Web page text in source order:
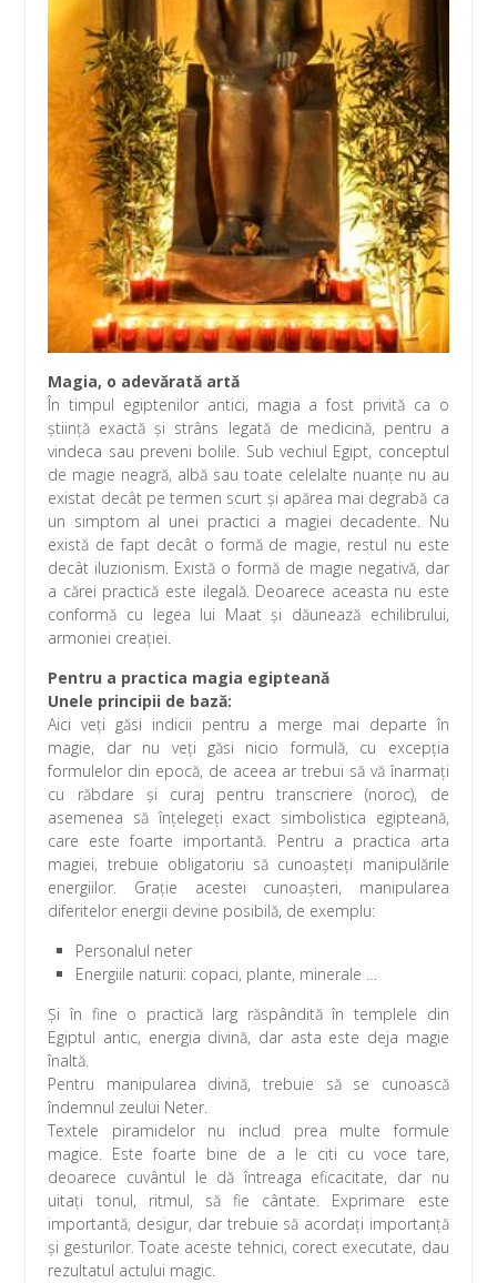
Magia, o adevărată artă
În timpul egiptenilor antici, magia a fost privită ca o
ştiinţă exactă şi strâns legată de medicină, pentru a
vindeca sau preveni bolile. Sub vechiul Egipt, conceptul
de magie neagră, albă sau toate celelalte nuanţe nu au
existat decât pe termen scurt şi apărea mai degrabă ca
un simptom al unei practici a magiei decadente. Nu
există de fapt decât o formă de magie, restul nu este
decât iluzionism. Există o formă de magie negativă, dar
a cărei practică este ilegală. Deoarece aceasta nu este
conformă cu legea lui Maat şi dăunează echilibrului,
armoniei creaţiei.
Pentru a practica magia egipteană
Unele principii de bază:
Aici veţi găsi indicii pentru a merge mai departe în
magie, dar nu veţi găsi nicio formulă, cu excepţia
formulelor din epocă, de aceea ar trebui să vă înarmaţi
cu răbdare şi curaj pentru transcriere (noroc), de
asemenea să înţelegeţi exact simbolistica egipteană,
care este foarte importantă. Pentru a practica arta
magiei, trebuie obligatoriu să cunoaşteţi manipulările
energiilor. Graţie acestei cunoaşteri, manipularea
diferitelor energii devine posibilă, de exemplu:
Personalul neter
Energiile naturii: copaci, plante, minerale …
Şi în fine o practică larg răspândită în templele din
Egiptul antic, energia divină, dar asta este deja magie
înaltă.
Pentru manipularea divină, trebuie să se cunoască
îndemnul zeului Neter.
Textele piramidelor nu includ prea multe formule
magice. Este foarte bine de a le citi cu voce tare,
deoarece cuvântul le dă întreaga eficacitate, dar nu
uitaţi tonul, ritmul, să fie cântate. Exprimare este
importantă, desigur, dar trebuie să acordaţi importanţă
şi gesturilor. Toate aceste tehnici, corect executate, dau
rezultatul actului magic.